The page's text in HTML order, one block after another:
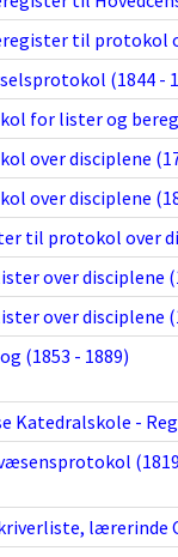
til protokol
(1844 -
for lister og
over disciplene
over disciplene
til protokol over
over disciplene
over disciplene
(1853 - 1889)
Katedralskole -
lærerinde